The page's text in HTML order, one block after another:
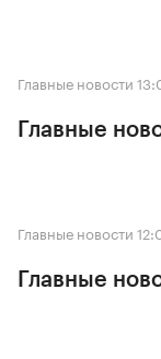
Главные новости
Главные
Главные новости
Главные